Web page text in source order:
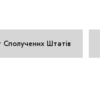
Штатів